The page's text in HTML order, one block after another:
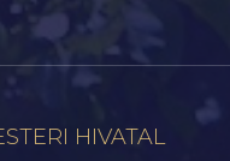
HIVATAL